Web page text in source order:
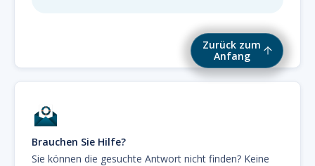
Zurück zum
Anfang
Brauchen Sie Hilfe?
Sie können die gesuchte Antwort nicht finden? Keine